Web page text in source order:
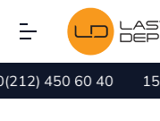
450 60 40 1500